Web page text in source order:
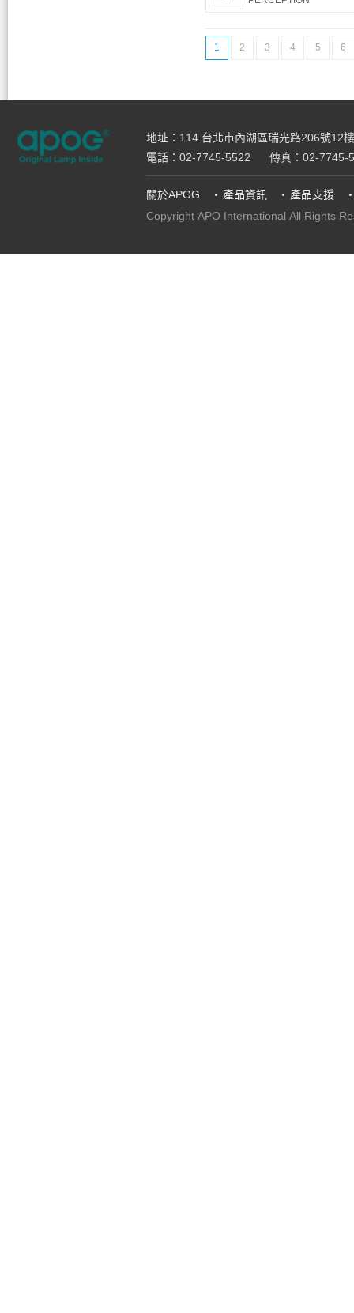
1 2 3 4 5 6
地址：114 台北市內湖區瑞光路206號12樓
電話：02-7745-5522
傳真：02-7745-
關於APOG 產品資訊
產品支援
Copyright APO International All Rights